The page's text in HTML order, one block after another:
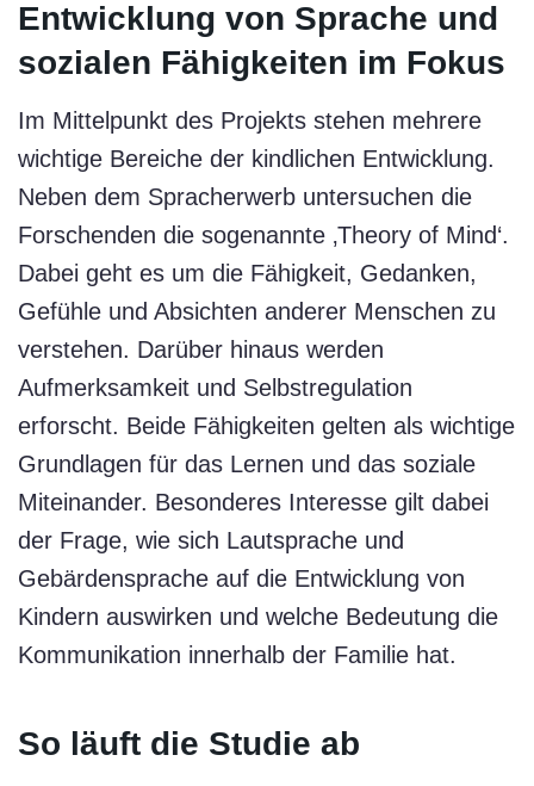
Entwicklung von Sprache und
sozialen Fähigkeiten im Fokus
Im Mittelpunkt des Projekts stehen mehrere
wichtige Bereiche der kindlichen Entwicklung.
Neben dem Spracherwerb untersuchen die
Forschenden die sogenannte ‚Theory of Mind‘.
Dabei geht es um die Fähigkeit, Gedanken,
Gefühle und Absichten anderer Menschen zu
verstehen. Darüber hinaus werden
Aufmerksamkeit und Selbstregulation
erforscht. Beide Fähigkeiten gelten als wichtige
Grundlagen für das Lernen und das soziale
Miteinander. Besonderes Interesse gilt dabei
der Frage, wie sich Lautsprache und
Gebärdensprache auf die Entwicklung von
Kindern auswirken und welche Bedeutung die
Kommunikation innerhalb der Familie hat.
So läuft die Studie ab